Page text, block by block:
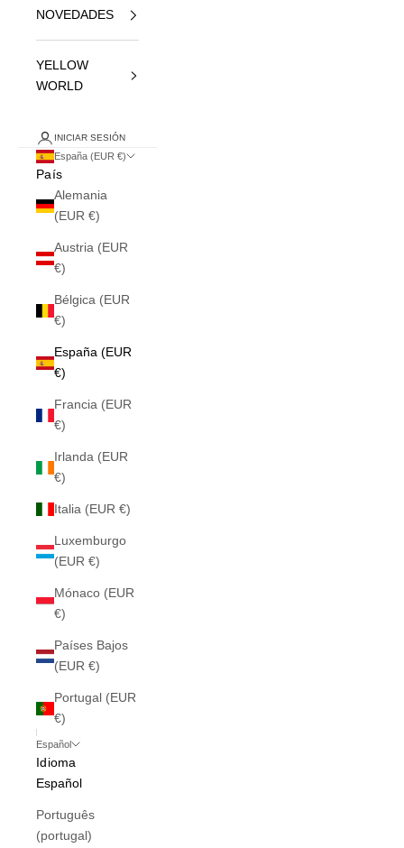
NOVEDADES
YELLOW
WORLD
INICIAR SESIÓN
España (EUR €)
País
Alemania
(EUR €)
Austria (EUR
€)
Bélgica (EUR
€)
España (EUR
€)
Francia (EUR
€)
Irlanda (EUR
€)
Italia (EUR €)
Luxemburgo
(EUR €)
Mónaco (EUR
€)
Países Bajos
(EUR €)
Portugal (EUR
€)
Español
Idioma
Español
Português
(portugal)